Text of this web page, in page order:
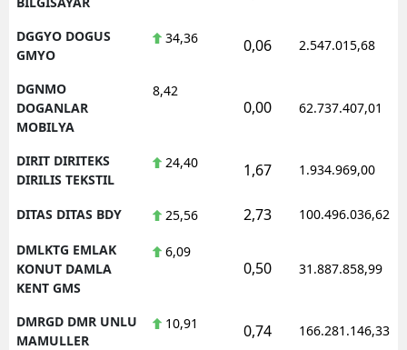
DGGYO DOGUS
GMYO
34,36 0,06 2.547.015,68
DGNMO
DOGANLAR
MOBILYA
8,42
0,00 62.737.407,01
DIRIT DIRITEKS
DIRILIS TEKSTIL
24,40 1,67 1.934.969,00
DITAS DITAS BDY 25,56 2,73 100.496.036,62
DMLKTG EMLAK
KONUT DAMLA
KENT GMS
6,09
0,50 31.887.858,99
DMRGD DMR UNLU
MAMULLER
10,91 0,74 166.281.146,33